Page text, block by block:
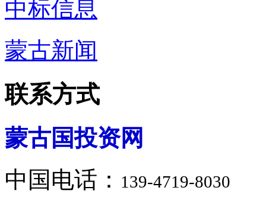
中标信息
蒙古新闻
联系方式
蒙古国投资网
中国电话： 139-4719-8030